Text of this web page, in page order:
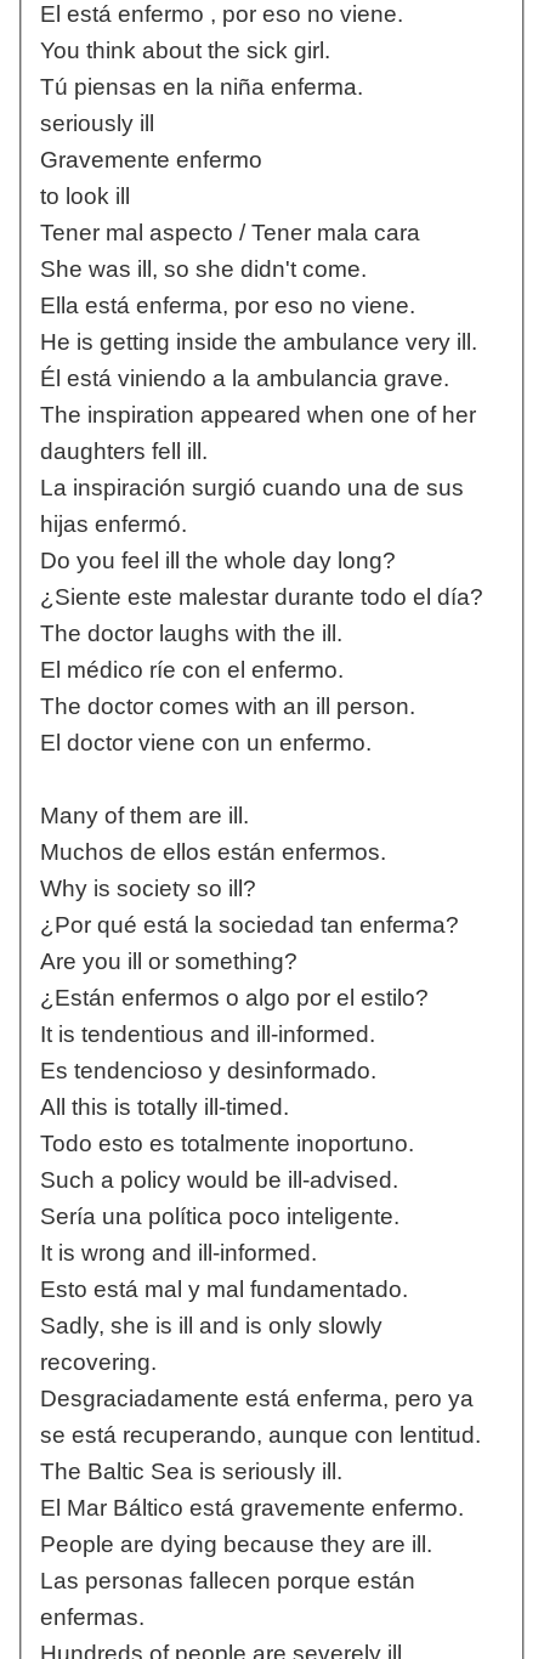
El está enfermo , por eso no viene.
You think about the sick girl.
Tú piensas en la niña enferma.
seriously ill
Gravemente enfermo
to look ill
Tener mal aspecto / Tener mala cara
She was ill, so she didn't come.
Ella está enferma, por eso no viene.
He is getting inside the ambulance very ill.
Él está viniendo a la ambulancia grave.
The inspiration appeared when one of her
daughters fell ill.
La inspiración surgió cuando una de sus
hijas enfermó.
Do you feel ill the whole day long?
¿Siente este malestar durante todo el día?
The doctor laughs with the ill.
El médico ríe con el enfermo.
The doctor comes with an ill person.
El doctor viene con un enfermo.
Many of them are ill.
Muchos de ellos están enfermos.
Why is society so ill?
¿Por qué está la sociedad tan enferma?
Are you ill or something?
¿Están enfermos o algo por el estilo?
It is tendentious and ill-informed.
Es tendencioso y desinformado.
All this is totally ill-timed.
Todo esto es totalmente inoportuno.
Such a policy would be ill-advised.
Sería una política poco inteligente.
It is wrong and ill-informed.
Esto está mal y mal fundamentado.
Sadly, she is ill and is only slowly
recovering.
Desgraciadamente está enferma, pero ya
se está recuperando, aunque con lentitud.
The Baltic Sea is seriously ill.
El Mar Báltico está gravemente enfermo.
People are dying because they are ill.
Las personas fallecen porque están
enfermas.
Hundreds of people are severely ill.